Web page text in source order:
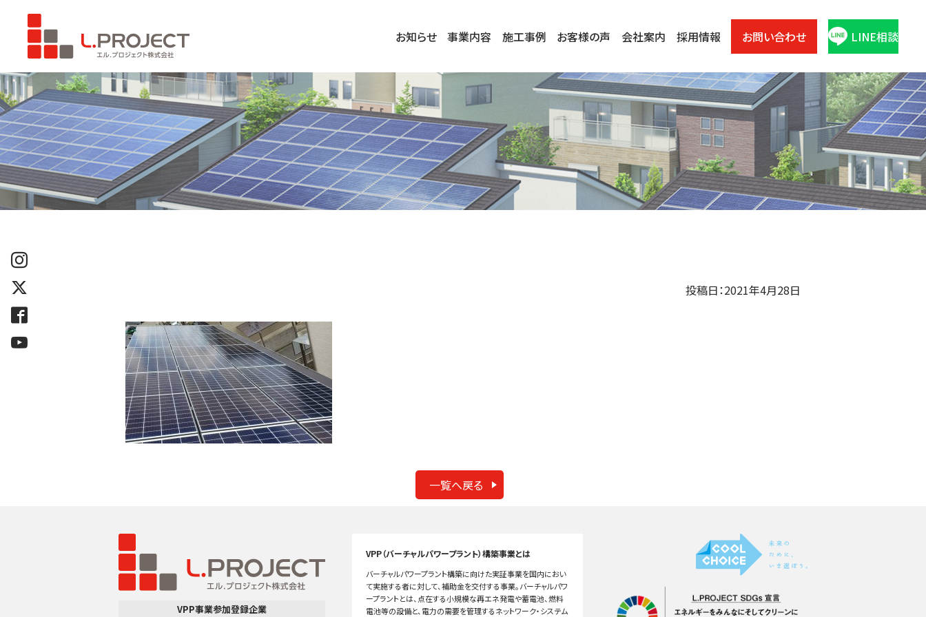
お知らせ 事業内容 施工事例 お客様の声 会社案内 採用情報 お問い合わせ LINE相談
投稿日：2021年4月28日
一覧へ戻る
VPP事業参加登録企業
VPP（バーチャルパワープラント）構築事業とは
バーチャルパワープラント構築に向けた実証事業を国内におい
て実施する者に対して、補助金を交付する事業。バーチャルパワ
ープラントとは、点在する小規模な再エネ発電や蓄電池、燃料
電池等の設備と、電力の需要を管理するネットワーク・システム